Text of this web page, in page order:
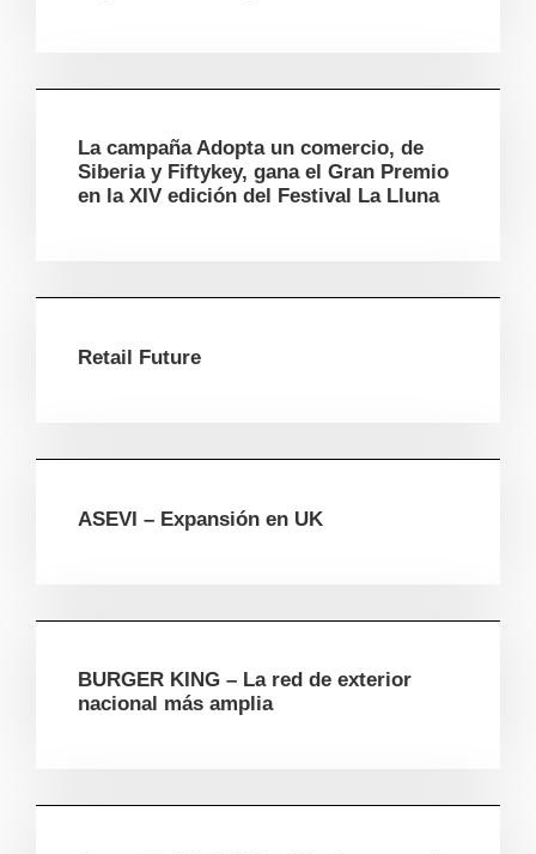
La campaña Adopta un comercio, de
Siberia y Fiftykey, gana el Gran Premio
en la XIV edición del Festival La Lluna
Retail Future
ASEVI – Expansión en UK
BURGER KING – La red de exterior
nacional más amplia